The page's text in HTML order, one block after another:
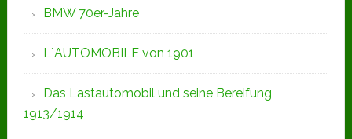
BMW 70er-Jahre
L`AUTOMOBILE von 1901
Das Lastautomobil und seine Bereifung
1913/1914